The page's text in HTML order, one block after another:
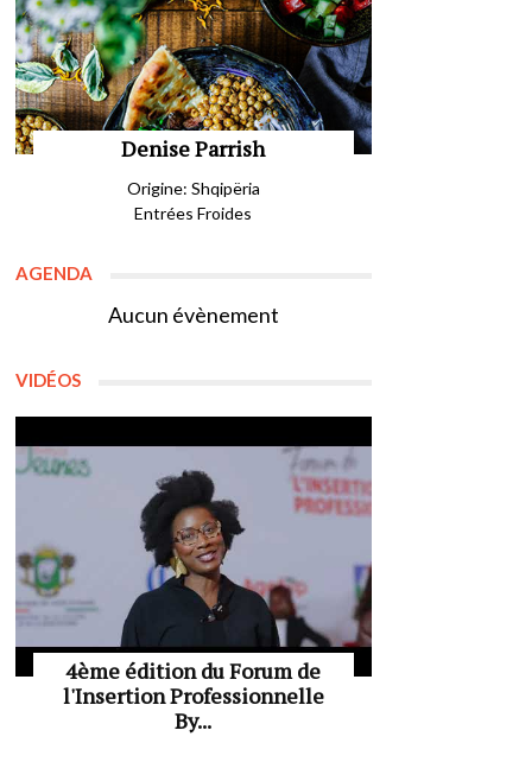
Denise Parrish
Origine: Shqipëria
Entrées Froides
AGENDA
Aucun évènement
VIDÉOS
4ème édition du Forum de
l'Insertion Professionnelle
By...